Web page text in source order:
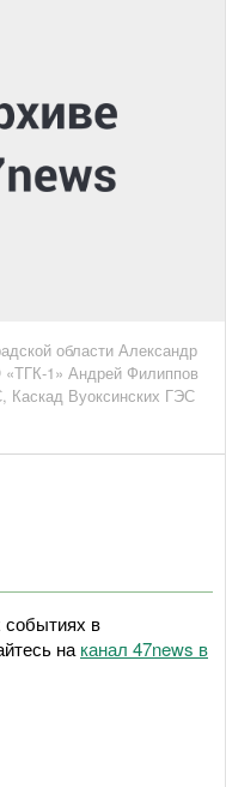
области Александр
1» Андрей Филиппов
Каскад Вуоксинских ГЭС
событиях в
на канал 47news в